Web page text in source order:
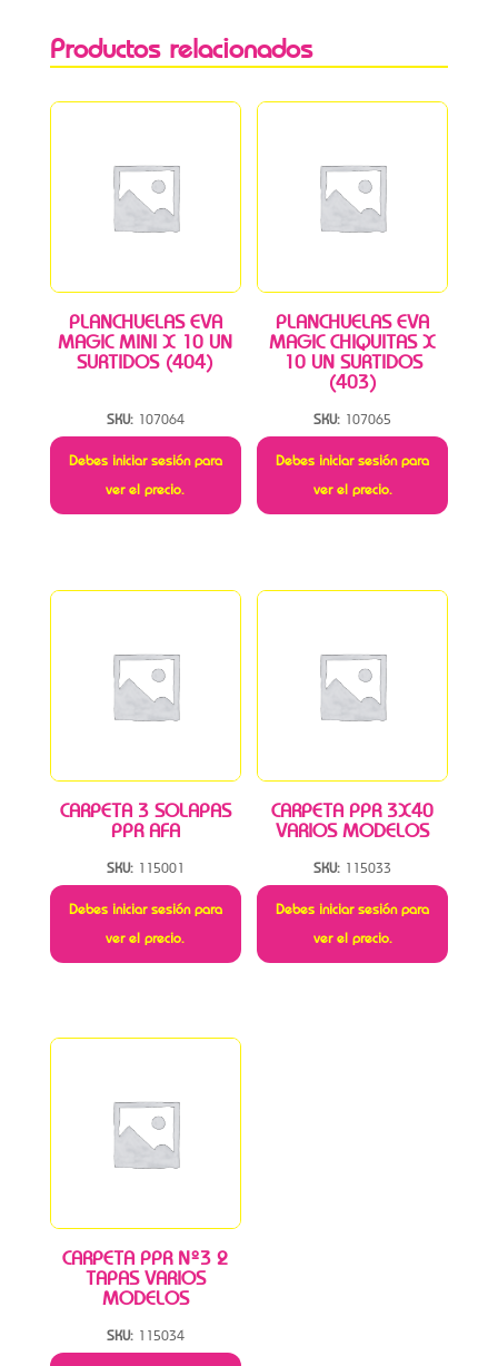
Productos relacionados
PLANCHUELAS EVA
MAGIC MINI X 10 UN
SURTIDOS (404)
SKU: 107064
Debes iniciar sesión para
ver el precio.
PLANCHUELAS EVA
MAGIC CHIQUITAS X
10 UN SURTIDOS
(403)
SKU: 107065
Debes iniciar sesión para
ver el precio.
CARPETA 3 SOLAPAS
PPR AFA
SKU: 115001
Debes iniciar sesión para
ver el precio.
CARPETA PPR 3X40
VARIOS MODELOS
SKU: 115033
Debes iniciar sesión para
ver el precio.
CARPETA PPR Nº3 2
TAPAS VARIOS
MODELOS
SKU: 115034